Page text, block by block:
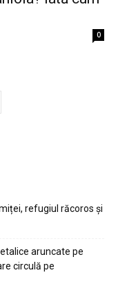
Ionuț Parghel
0
refugiul răcoros și
aruncate pe
circulă pe